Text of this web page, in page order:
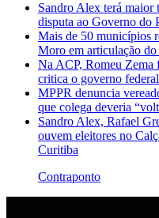
Sandro Alex terá maior
disputa ao Governo do
Mais de 50 municípios
Moro em articulação do
Na ACP, Romeu Zema
critica o governo federal
MPPR denuncia
que colega deveria
Sandro Alex, Rafael
ouvem eleitores no
Curitiba
Contraponto